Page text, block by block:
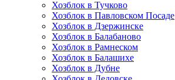
Хозблок в Тучково
Хозблок в Павловском Посаде
Хозблок в Дзержинске
Хозблок в Балабаново
Хозблок в Рамнеском
Хозблок в Балашихе
Хозблок в Дубне